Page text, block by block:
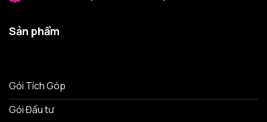
Sản phẩm
Gói Tích Góp
Gói Đầu tư